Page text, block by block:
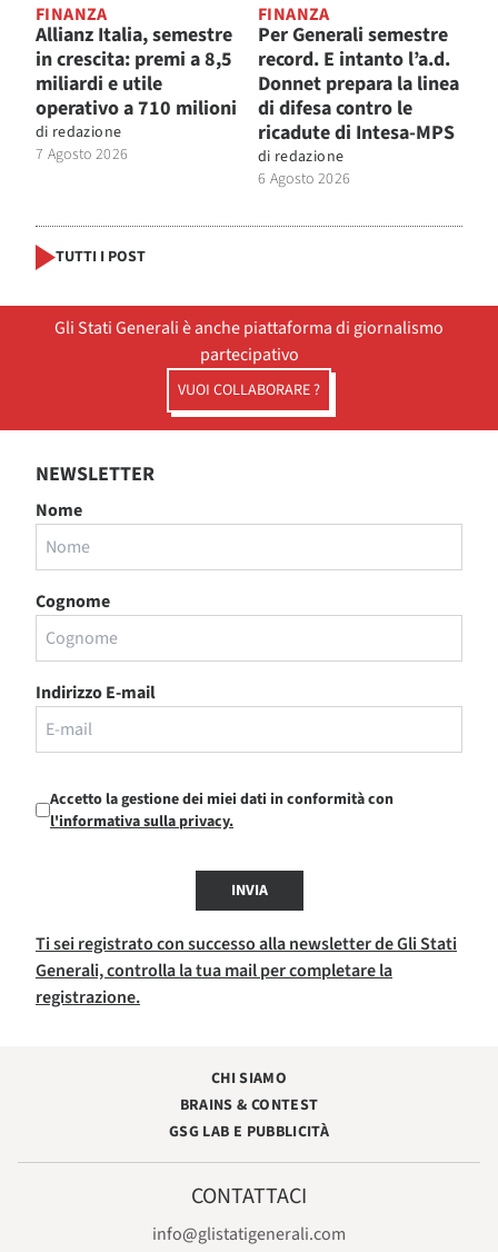
FINANZA
Allianz Italia, semestre
in crescita: premi a 8,5
miliardi e utile
operativo a 710 milioni
di redazione
7 Agosto 2026
FINANZA
Per Generali semestre
record. E intanto l’a.d.
Donnet prepara la linea
di difesa contro le
ricadute di Intesa-MPS
di redazione
6 Agosto 2026
TUTTI I POST
Gli Stati Generali è anche piattaforma di giornalismo
partecipativo
VUOI COLLABORARE ?
NEWSLETTER
Nome
Cognome
Indirizzo E-mail
Accetto la gestione dei miei dati in conformità con
l'informativa sulla privacy.
INVIA
Ti sei registrato con successo alla newsletter de Gli Stati
Generali, controlla la tua mail per completare la
registrazione.
CHI SIAMO
BRAINS & CONTEST
GSG LAB E PUBBLICITÀ
CONTATTACI
info@glistatigenerali.com